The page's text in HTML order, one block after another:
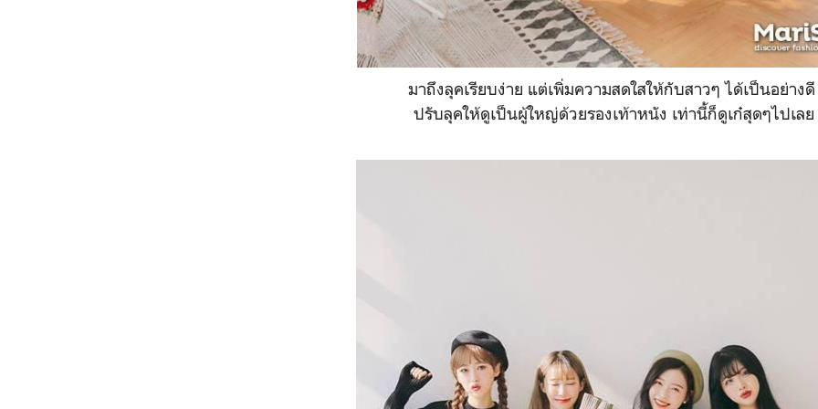
มาถึงลุคเรียบง่าย แต่เพิ่มความสดใสให้กับสาวๆ ได้เป็นอย่าง
ปรับลุคให้ดูเป็นผู้ใหญ่ด้วยรองเท้าหนัง เท่านี้ก็ดูเก๋สุดๆไปเลย